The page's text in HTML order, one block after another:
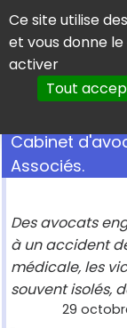
Panneau de
Ce site utilise
et vous donne
activer
Tout
Cabinet
Associés.
Des avocats
à un accident
médicale, les
souvent isolés,
29